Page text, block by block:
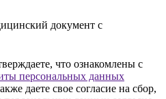
документ с
что ознакомлены с
персональных данных
даете свое согласие на сбор,